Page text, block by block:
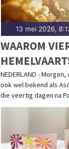
13 mei 2026,
WAAROM
NEDERLAND -
ook wel bekend als
die veertig dagen na